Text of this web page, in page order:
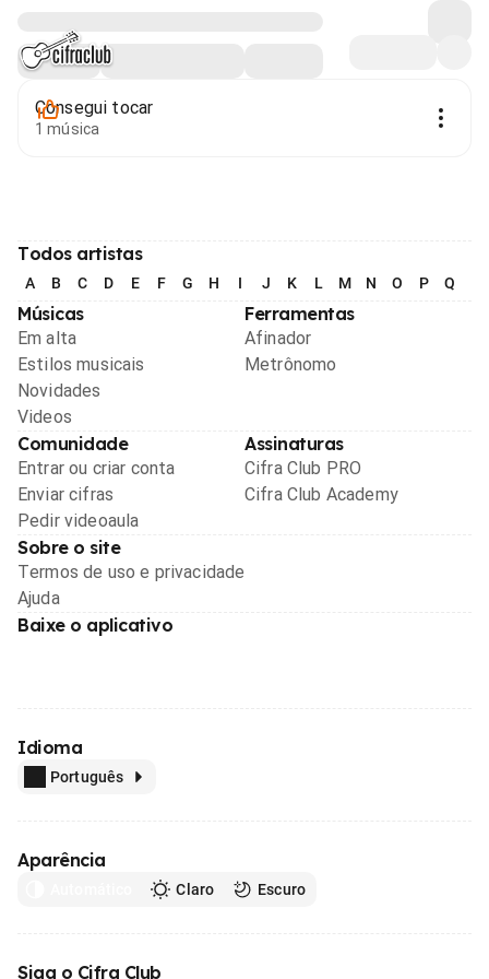
Consegui tocar
1 música
Todos artistas
A B C D E F G H I J K L M N O P Q
Músicas
Em alta
Estilos musicais
Novidades
Videos
Ferramentas
Afinador
Metrônomo
Comunidade
Entrar ou criar conta
Enviar cifras
Pedir videoaula
Assinaturas
Cifra Club PRO
Cifra Club Academy
Sobre o site
Termos de uso e privacidade
Ajuda
Baixe o aplicativo
Idioma
Português
Aparência
Claro Escuro
Siga o Cifra Club